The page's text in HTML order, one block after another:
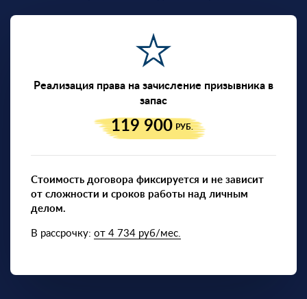
Реализация права на зачисление призывника в
запас
119 900 РУБ.
Стоимость договора фиксируется и не зависит
от сложности и сроков работы над личным
делом.
В рассрочку: от 4 734 руб/мес.